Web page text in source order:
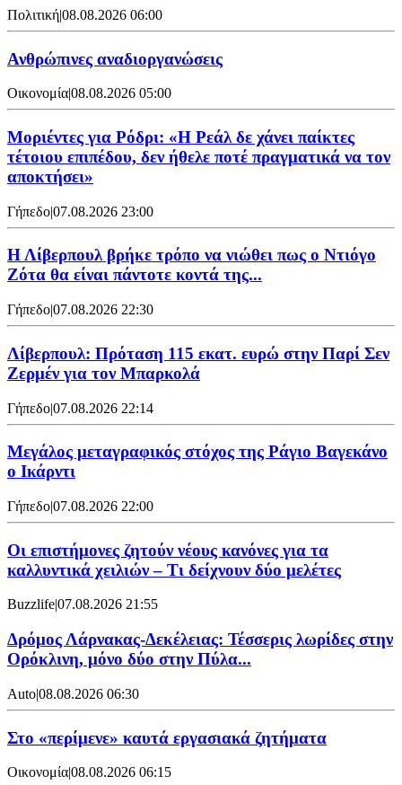
Πολιτική|08.08.2026 06:00
Ανθρώπινες αναδιοργανώσεις
Οικονομία|08.08.2026 05:00
Μοριέντες για Ρόδρι: «Η Ρεάλ δε χάνει παίκτες
τέτοιου επιπέδου, δεν ήθελε ποτέ πραγματικά να τον
αποκτήσει»
Γήπεδο|07.08.2026 23:00
Η Λίβερπουλ βρήκε τρόπο να νιώθει πως ο Ντιόγο
Ζότα θα είναι πάντοτε κοντά της...
Γήπεδο|07.08.2026 22:30
Λίβερπουλ: Πρόταση 115 εκατ. ευρώ στην Παρί Σεν
Ζερμέν για τον Μπαρκολά
Γήπεδο|07.08.2026 22:14
Μεγάλος μεταγραφικός στόχος της Ράγιο Βαγεκάνο
ο Ικάρντι
Γήπεδο|07.08.2026 22:00
Οι επιστήμονες ζητούν νέους κανόνες για τα
καλλυντικά χειλιών – Τι δείχνουν δύο μελέτες
Buzzlife|07.08.2026 21:55
Δρόμος Λάρνακας-Δεκέλειας: Τέσσερις λωρίδες στην
Ορόκλινη, μόνο δύο στην Πύλα...
Auto|08.08.2026 06:30
Στο «περίμενε» καυτά εργασιακά ζητήματα
Οικονομία|08.08.2026 06:15